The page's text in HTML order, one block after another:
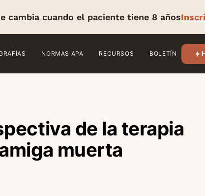
cambia cuando el paciente tiene 8 años
NORMAS APA RECURSOS BOLETÍN
de la terapia
muerta